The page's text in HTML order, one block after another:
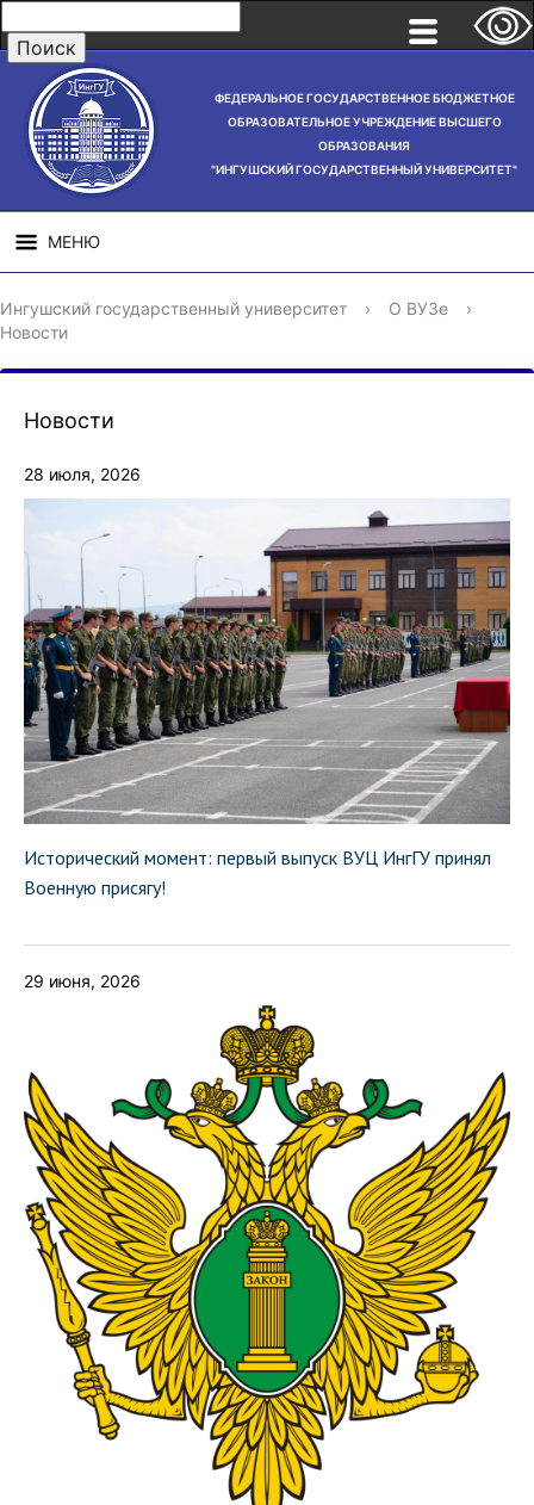
ФЕДЕРАЛЬНОЕ ГОСУДАРСТВЕННОЕ БЮДЖЕТНОЕ
ОБРАЗОВАТЕЛЬНОЕ УЧРЕЖДЕНИЕ ВЫСШЕГО
ОБРАЗОВАНИЯ
"ИНГУШСКИЙ ГОСУДАРСТВЕННЫЙ УНИВЕРСИТЕТ"
МЕНЮ
СВЕДЕНИЯ ОБ
ОБРАЗОВАТЕЛЬНОЙ
НАУЧНАЯ
ДЕЯТЕЛЬНОСТЬ
Ингушский государственный университет › О ВУЗе
›
Новости
Новости
28 июля, 2026
Исторический момент: первый выпуск ВУЦ ИнгГУ принял
Военную присягу!
29 июня, 2026